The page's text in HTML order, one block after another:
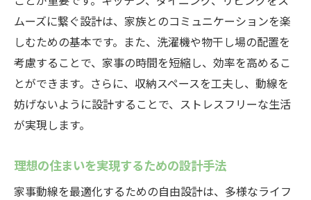
ムーズに繋ぐ設計は、家族とのコミュニケーションを楽
しむための基本です。また、洗濯機や物干し場の配置を
考慮することで、家事の時間を短縮し、効率を高めるこ
とができます。さらに、収納スペースを工夫し、動線を
妨げないように設計することで、ストレスフリーな生活
が実現します。
理想の住まいを実現するための設計手法
家事動線を最適化するための自由設計は、多様なライフ